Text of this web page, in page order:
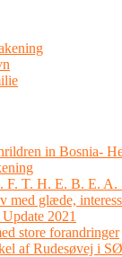
in Bosnia-
T. H. E. B. E. A.
glæde,
2021
store forandringer
af Rudesøvej i